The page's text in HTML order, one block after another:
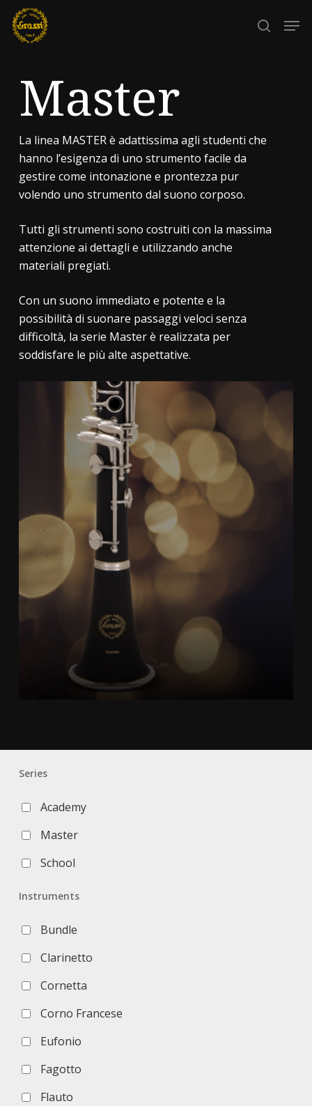
Skip
main
search
Master
La linea MASTER è adattissima agli studenti che
hanno l’esigenza di uno strumento facile da
gestire come intonazione e prontezza pur
volendo uno strumento dal suono corposo.
Tutti gli strumenti sono costruiti con la massima
attenzione ai dettagli e utilizzando anche
materiali pregiati.
Con un suono immediato e potente e la
possibilità di suonare passaggi veloci senza
difficoltà, la serie Master è realizzata per
soddisfare le più alte aspettative.
Series
Academy
Master
School
Instruments
Bundle
Clarinetto
Cornetta
Corno Francese
Eufonio
Fagotto
Flauto